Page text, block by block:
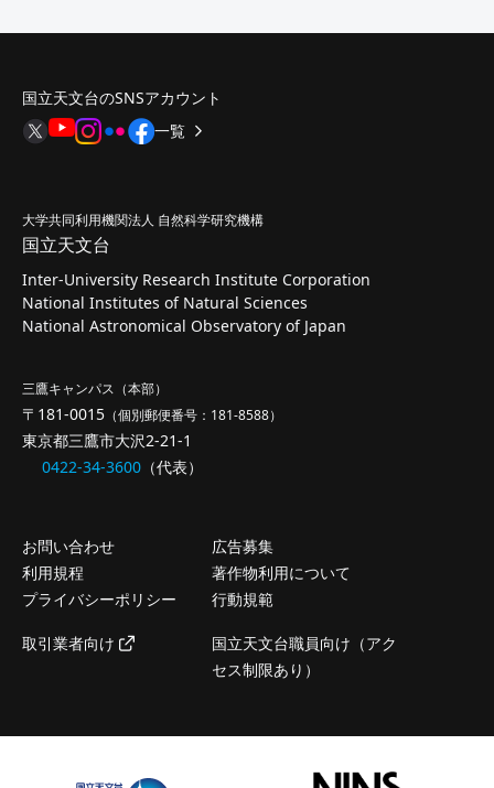
国立天文台のSNSアカウント
一覧
大学共同利用機関法人 自然科学研究機構
国立天文台
Inter-University Research Institute Corporation
National Institutes of Natural Sciences
National Astronomical Observatory of Japan
三鷹キャンパス（本部）
〒181-0015 （個別郵便番号：181-8588）
東京都三鷹市大沢2-21-1
0422-34-3600 （代表）
お問い合わせ
広告募集
利用規程
著作物利用について
プライバシーポリシー
行動規範
取引業者向け
国立天文台職員向け（アク
セス制限あり）